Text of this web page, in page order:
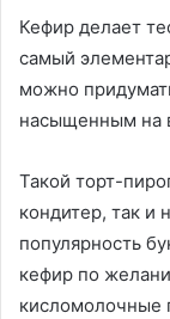
Кефир делает
самый
можно
насыщенным на
Такой торт-
кондитер, так и
популярность
кефир по
кисломолочные